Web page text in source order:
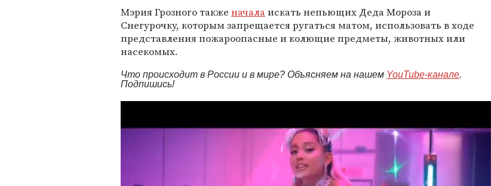
Мэрия Грозного также началаискать непьющих Деда Мороза и
Снегурочку, которым запрещается ругаться матом, использовать в ходе
представления пожароопасные и колющие предметы, животных или
насекомых.
Что происходит в России и в мире? Объясняем на нашем YouTube-канале.
Подпишись!